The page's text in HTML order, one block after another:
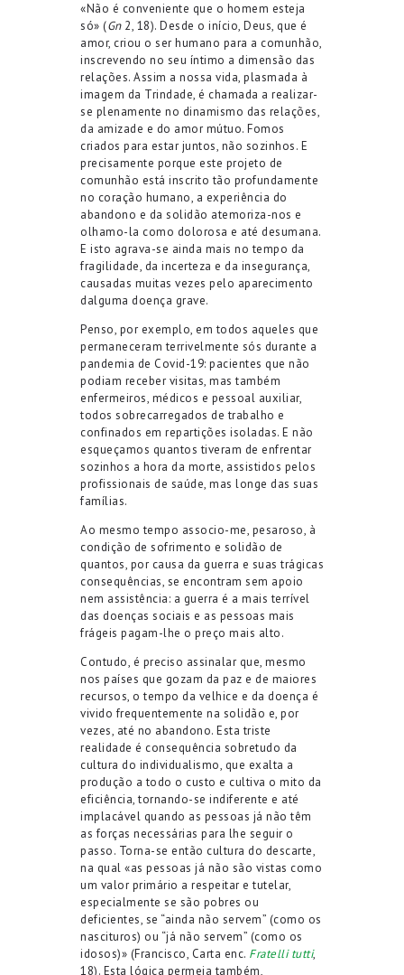
«Não é conveniente que o homem esteja
só» (Gn2, 18). Desde o início, Deus, que é
amor, criou o ser humano para a comunhão,
inscrevendo no seu íntimo a dimensão das
relações. Assim a nossa vida, plasmada à
imagem da Trindade, é chamada a realizar-
se plenamente no dinamismo das relações,
da amizade e do amor mútuo. Fomos
criados para estar juntos, não sozinhos. E
precisamente porque este projeto de
comunhão está inscrito tão profundamente
no coração humano, a experiência do
abandono e da solidão atemoriza-nos e
olhamo-la como dolorosa e até desumana.
E isto agrava-se ainda mais no tempo da
fragilidade, da incerteza e da insegurança,
causadas muitas vezes pelo aparecimento
dalguma doença grave.
Penso, por exemplo, em todos aqueles que
permaneceram terrivelmente sós durante a
pandemia de Covid-19: pacientes que não
podiam receber visitas, mas também
enfermeiros, médicos e pessoal auxiliar,
todos sobrecarregados de trabalho e
confinados em repartições isoladas. E não
esqueçamos quantos tiveram de enfrentar
sozinhos a hora da morte, assistidos pelos
profissionais de saúde, mas longe das suas
famílias.
Ao mesmo tempo associo-me, pesaroso, à
condição de sofrimento e solidão de
quantos, por causa da guerra e suas trágicas
consequências, se encontram sem apoio
nem assistência: a guerra é a mais terrível
das doenças sociais e as pessoas mais
frágeis pagam-lhe o preço mais alto.
Contudo, é preciso assinalar que, mesmo
nos países que gozam da paz e de maiores
recursos, o tempo da velhice e da doença é
vivido frequentemente na solidão e, por
vezes, até no abandono. Esta triste
realidade é consequência sobretudo da
cultura do individualismo, que exalta a
produção a todo o custo e cultiva o mito da
eficiência, tornando-se indiferente e até
implacável quando as pessoas já não têm
as forças necessárias para lhe seguir o
passo. Torna-se então cultura do descarte,
na qual «as pessoas já não são vistas como
um valor primário a respeitar e tutelar,
especialmente se são pobres ou
deficientes, se “ainda não servem” (como os
nascituros) ou “já não servem” (como os
idosos)» (Francisco, Carta enc. Fratelli tutti,
18). Esta lógica permeia também,